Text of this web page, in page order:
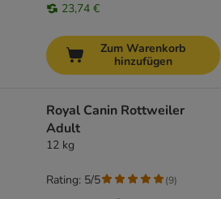
23,74 €
Zum Warenkorb
hinzufügen
Royal Canin Rottweiler
Adult
12 kg
Rating: 5/5 (9)